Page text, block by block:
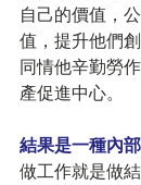
自己的價值，
值，提升他們
同情他辛勤勞
產促進中心。
結果是一種內
做工作就是做